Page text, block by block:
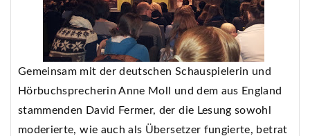
Gemeinsam mit der deutschen Schauspielerin und
Hörbuchsprecherin Anne Moll und dem aus England
stammenden David Fermer, der die Lesung sowohl
moderierte, wie auch als Übersetzer fungierte, betrat